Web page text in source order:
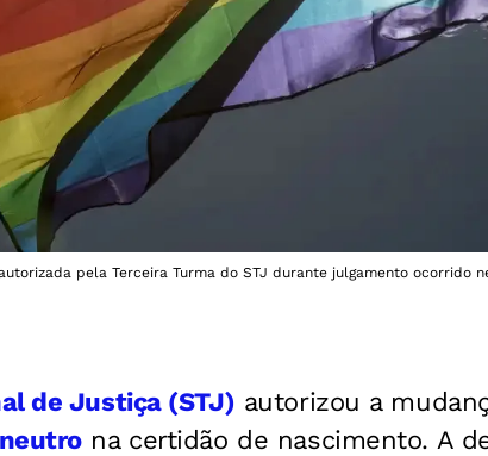
pela Terceira Turma do STJ durante julgamento ocorrido
de Justiça (STJ) autorizou a
na certidão de nascimento. A